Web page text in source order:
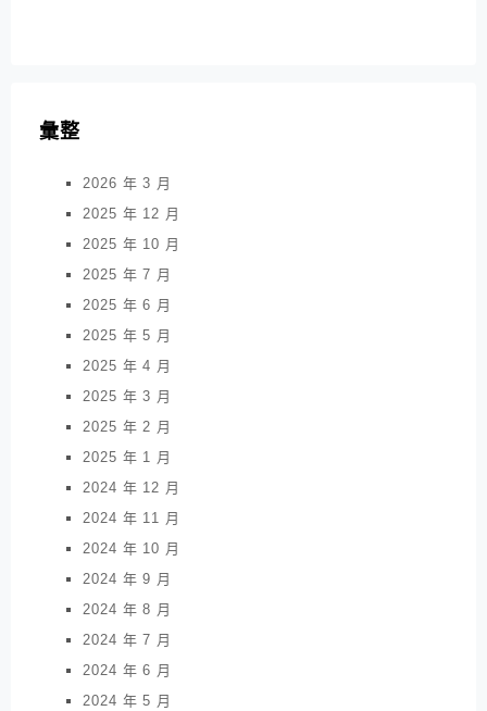
彙整
2026 年 3 月
2025 年 12 月
2025 年 10 月
2025 年 7 月
2025 年 6 月
2025 年 5 月
2025 年 4 月
2025 年 3 月
2025 年 2 月
2025 年 1 月
2024 年 12 月
2024 年 11 月
2024 年 10 月
2024 年 9 月
2024 年 8 月
2024 年 7 月
2024 年 6 月
2024 年 5 月